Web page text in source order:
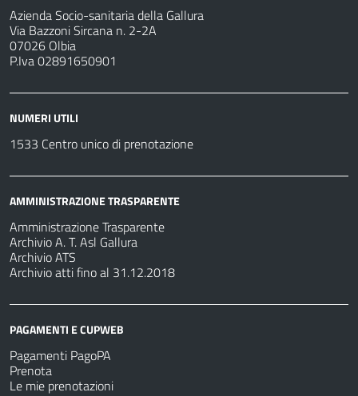
Azienda Socio-sanitaria della Gallura
Via Bazzoni Sircana n. 2-2A
07026 Olbia
P.Iva 02891650901
NUMERI UTILI
1533 Centro unico di prenotazione
AMMINISTRAZIONE TRASPARENTE
Amministrazione Trasparente
Archivio A. T. Asl Gallura
Archivio ATS
Archivio atti fino al 31.12.2018
PAGAMENTI E CUPWEB
Pagamenti PagoPA
Prenota
Le mie prenotazioni